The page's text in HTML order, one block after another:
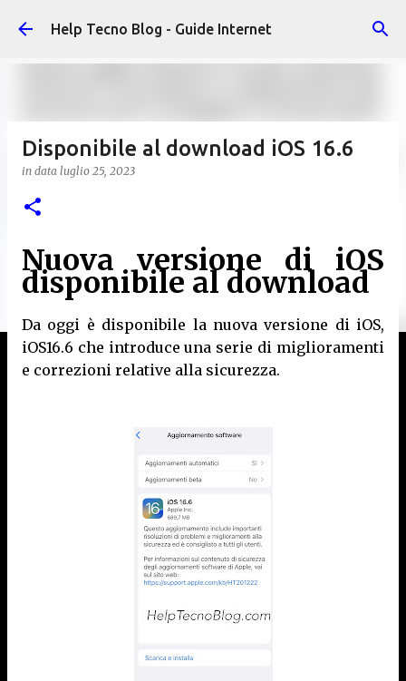
Passa ai contenuti principali
Help Tecno Blog - Guide Internet
Disponibile al download iOS 16.6
in data luglio 25, 2023
Nuova versione di iOS
disponibile al download
Da oggi è disponibile la nuova versione di iOS,
iOS16.6 che introduce una serie di miglioramenti
e correzioni relative alla sicurezza.